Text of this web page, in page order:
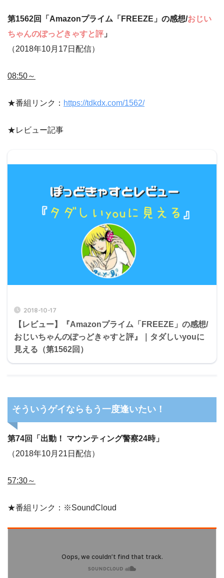
第1562回「Amazonプライム「FREEZE」の感想/おじい
ちゃんのぽっどきゃすと評 」
（2018年10月17日配信）
08:50～
★番組リンク： https://tdkdx.com/1562/
★レビュー記事
2018-10-17
【レビュー】『Amazonプライム「FREEZE」の感想/
おじいちゃんのぽっどきゃすと評』｜タダしいyouに
見える（第1562回）
そういうゲイならもう一度逢いたい！
第74回「出動！ マウンティング警察24時」
（2018年10月21日配信）
57:30～
★番組リンク：※SoundCloud